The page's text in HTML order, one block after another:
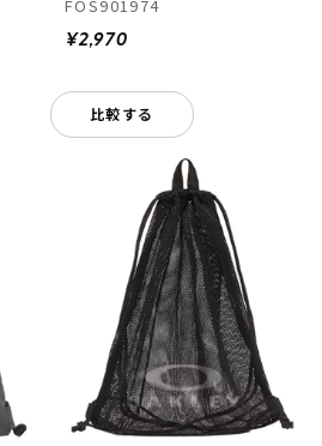
FOS901974
¥2,970
比較する